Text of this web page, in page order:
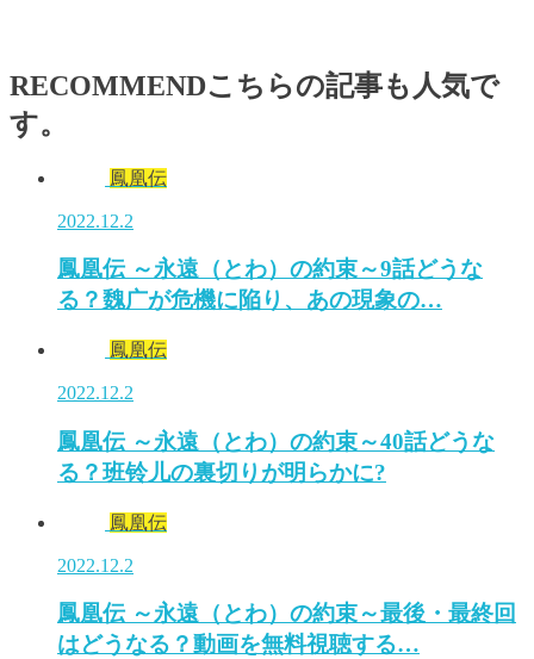
RECOMMENDこちらの記事も人気で
す。
鳳凰伝
2022.12.2
鳳凰伝 ～永遠（とわ）の約束～9話どうな
る？魏广が危機に陥り、あの現象の…
鳳凰伝
2022.12.2
鳳凰伝 ～永遠（とわ）の約束～40話どうな
る？班铃儿の裏切りが明らかに?
鳳凰伝
2022.12.2
鳳凰伝 ～永遠（とわ）の約束～最後・最終回
はどうなる？動画を無料視聴する…